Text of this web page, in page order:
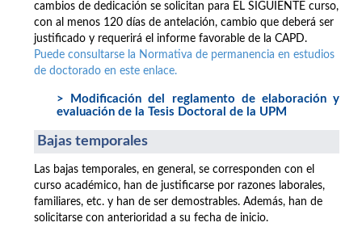
cambios de dedicación se solicitan para EL SIGUIENTE curso,
con al menos 120 días de antelación, cambio que deberá ser
justificado y requerirá el informe favorable de la CAPD.
Puede consultarse la Normativa de permanencia en estudios
de doctorado en este enlace.
> Modificación del reglamento de elaboración y
evaluación de la Tesis Doctoral de la UPM
Bajas temporales
Las bajas temporales, en general, se corresponden con el
curso académico, han de justificarse por razones laborales,
familiares, etc. y han de ser demostrables. Además, han de
solicitarse con anterioridad a su fecha de inicio.